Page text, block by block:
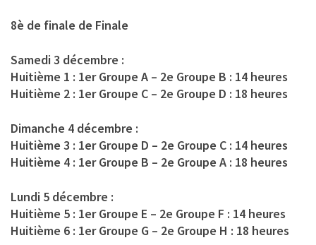
8è de finale de Finale
Samedi 3 décembre :
Huitième 1 : 1er Groupe A – 2e Groupe B : 14 heures
Huitième 2 : 1er Groupe C – 2e Groupe D : 18 heures
Dimanche 4 décembre :
Huitième 3 : 1er Groupe D – 2e Groupe C : 14 heures
Huitième 4 : 1er Groupe B – 2e Groupe A : 18 heures
Lundi 5 décembre :
Huitième 5 : 1er Groupe E – 2e Groupe F : 14 heures
Huitième 6 : 1er Groupe G – 2e Groupe H : 18 heures